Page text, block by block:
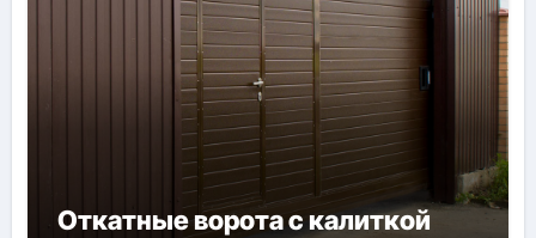
Откатные ворота с калиткой